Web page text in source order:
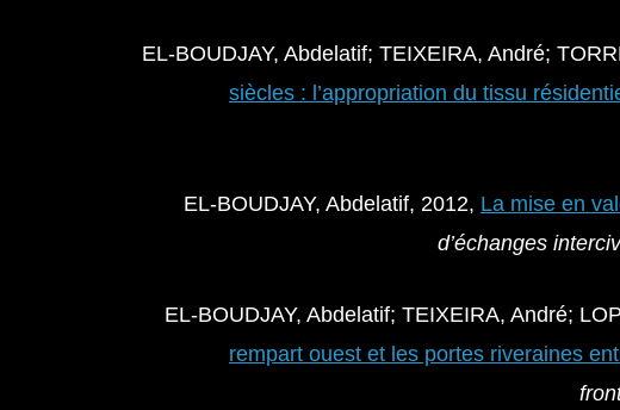
EL-BOUDJAY, Abdelatif; TEIXEIRA, André;
siècles : l’appropriation du tissu
EL-BOUDJAY, Abdelatif, 2012, La mise en
d’échanges
EL-BOUDJAY, Abdelatif; TEIXEIRA, André;
rempart ouest et les portes riveraines